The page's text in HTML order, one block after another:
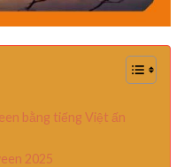
bằng tiếng Việt ấn
2025